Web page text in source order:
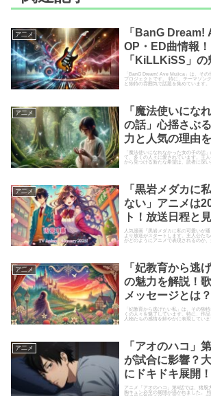
ア二メ
「BanG Dream!
OP・ED曲情報
「KiLLKiSS」の
「BanG Dream! Ave Mujica」は、そ
プロジェクトです。 特に、テーマソン
と独特の雰囲気で話題を集めています
ア二メ
「魔法使いにな
の話」心揺さぶ
力と人気の理由
「魔法使いになれなかった女の子の話
て、多くの人々に愛されています。主
から見つける新たな希望は、読者に深
ア二メ
「黒岩メダカに
ない」アニメは
ト！放送日程と
人気漫画『黒岩メダカに私の可愛いが
より放送がスタートします。主人公た
がどのようにアニメで表現されるのか
ア二メ
「妃教育から逃
の魅力を解説！
メッセージとは？
「妃教育から逃げたい私」は、その独
くの人々を魅了しています。特に、作
人物たちの感情を鮮やかに表現してい
ア二メ
「アオのハコ」
が試合に影響？
にドキドキ展開！
アニメ「アオのハコ」第9話では、猪股
胸キュン必至の展開が描かれました。